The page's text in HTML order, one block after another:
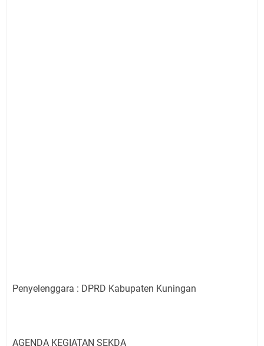
Penyelenggara : DPRD Kabupaten Kuningan
AGENDA KEGIATAN SEKDA